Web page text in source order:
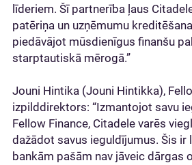
līderiem. Šī partnerība ļaus
patēriņa un uzņēmumu
piedāvājot mūsdienīgus finanšu
starptautiskā mērogā.”
Jouni Hintika (Jouni Hintikka),
izpilddirektors: “Izmantojot savu
Fellow Finance, Citadele varēs
dažādot savus ieguldījumus. Šis ir
bankām pašām nav jāveic dārgas